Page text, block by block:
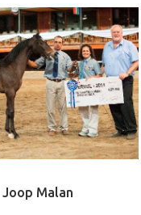
Joop Malan